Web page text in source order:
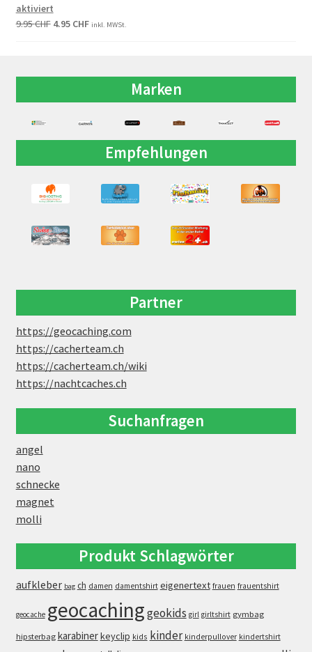
aktiviert
9.95CHF 4.95 CHF inkl. MWSt.
Marken
Empfehlungen
Partner
https://geocaching.com
https://cacherteam.ch
https://cacherteam.ch/wiki
https://nachtcaches.ch
Suchanfragen
angel
nano
schnecke
magnet
molli
Produkt Schlagwörter
aufkleber bag ch damen damentshirt eigenertext frauen frauentshirt
geocache geocachinggeokids girl girltshirt gymbag
hipsterbag karabinerkeyclip kids kinder kinderpullover kindertshirt